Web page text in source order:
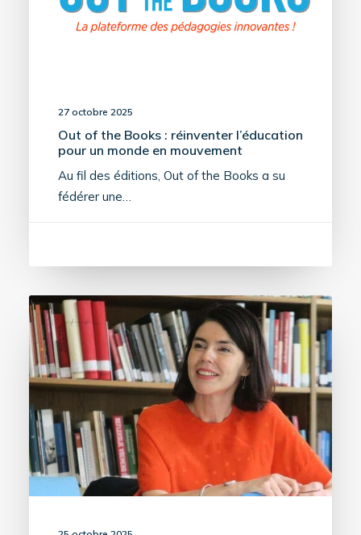
27 octobre 2025
Out of the Books : réinventer l’éducation
pour un monde en mouvement
Au fil des éditions, Out of the Books a su
fédérer une…